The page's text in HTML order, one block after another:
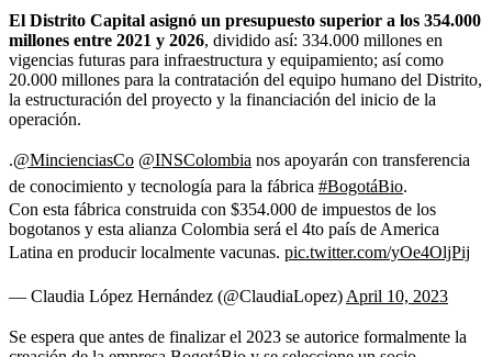
El Distrito Capital asignó un presupuesto superior a los 354.000
millones entre 2021 y 2026, dividido así: 334.000 millones en
vigencias futuras para infraestructura y equipamiento; así como
20.000 millones para la contratación del equipo humano del Distrito,
la estructuración del proyecto y la financiación del inicio de la
operación.
.@MincienciasCo @INSColombia nos apoyarán con transferencia
de conocimiento y tecnología para la fábrica #BogotáBio.
Con esta fábrica construida con $354.000 de impuestos de los
bogotanos y esta alianza Colombia será el 4to país de America
Latina en producir localmente vacunas. pic.twitter.com/yOe4OljPij
— Claudia López Hernández (@ClaudiaLopez) April 10, 2023
Se espera que antes de finalizar el 2023 se autorice formalmente la